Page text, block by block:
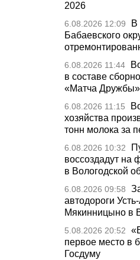
2026
6.08.2026 12:09
В
Бабаевского
6.08.2026 11:44
в составе
«Матча Дружбы»
6.08.2026 11:15
хозяйства
тонн молока за
6.08.2026 10:32
воссоздадут на
в Вологодской
6.08.2026 09:58
автодороги
Мякинницыно в
5.08.2026 20:52
первое место в
Госдуму